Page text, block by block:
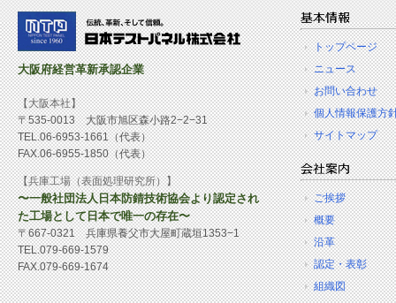
大阪府経営革新承認企業
【大阪本社】
〒535-0013 大阪市旭区森小路2−2−31
TEL.06-6953-1661（代表）
FAX.06-6955-1850（代表）
【兵庫工場（表面処理研究所）】
〜一般社団法人日本防錆技術協会より認定され
た工場として日本で唯一の存在〜
〒667-0321 兵庫県養父市大屋町蔵垣1353−1
TEL.079-669-1579
FAX.079-669-1674
トップページ
ニュース
お問い合わせ
個人情報保護方
サイトマップ
ご挨拶
概要
沿革
認定・表彰
組織図